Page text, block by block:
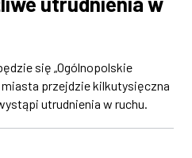
się „Ogólnopolskie
przejdzie kilkutysięczna
utrudnienia w ruchu.